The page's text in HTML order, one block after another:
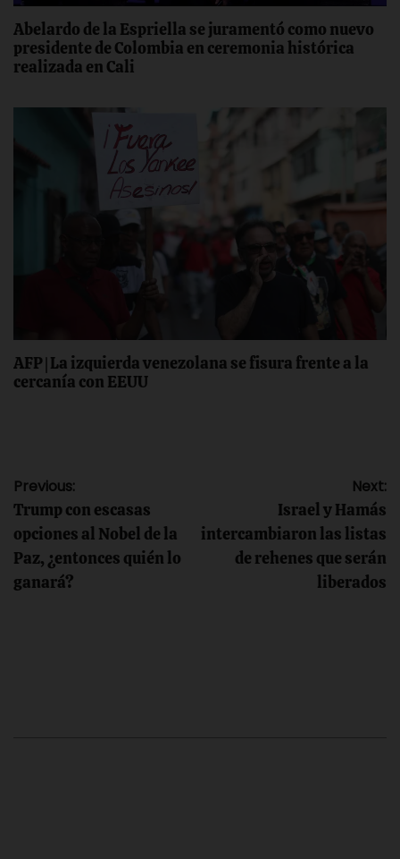
Abelardo de la Espriella se juramentó como nuevo
presidente de Colombia en ceremonia histórica
realizada en Cali
AFP | La izquierda venezolana se fisura frente a la
cercanía con EEUU
Navegación
de
entradas
Previous:
Trump con escasas
opciones al Nobel de la
Paz, ¿entonces quién lo
ganará?
Next:
Israel y Hamás
intercambiaron las listas
de rehenes que serán
liberados